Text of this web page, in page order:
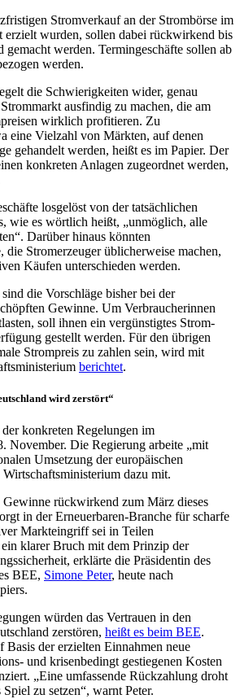
Stromverkauf an der Strombörse im
erzielt wurden, sollen dabei rückwirkend bis
gemacht werden. Termingeschäfte sollen ab
werden.
die Schwierigkeiten wider, genau
ausfindig zu machen, die am
wirklich profitieren. Zu
eine Vielzahl von Märkten, auf denen
gehandelt werden, heißt es im Papier. Der
konkreten Anlagen zugeordnet werden,
losgelöst von der tatsächlichen
wie es wörtlich heißt, „unmöglich, alle
Darüber hinaus könnten
die Stromerzeuger üblicherweise machen,
Käufen unterschieden werden.
die Vorschläge bisher bei der
Gewinne. Um Verbraucherinnen
soll ihnen ein vergünstigtes Strom-
gestellt werden. Für den übrigen
Strompreis zu zahlen sein, wird mit
berichtet.
wird zerstört“
konkreten Regelungen im
November. Die Regierung arbeite „mit
Umsetzung der europäischen
dazu mit.
rückwirkend zum März dieses
in der Erneuerbaren-Branche für scharfe
Markteingriff sei in Teilen
klarer Bruch mit dem Prinzip der
erklärte die Präsidentin des
BEE, Simone Peter, heute nach
würden das Vertrauen in den
zerstören, heißt es beim BEE.
Basis der erzielten Einnahmen neue
und krisenbedingt gestiegenen Kosten
„Eine umfassende Rückzahlung droht
zu setzen“, warnt Peter.